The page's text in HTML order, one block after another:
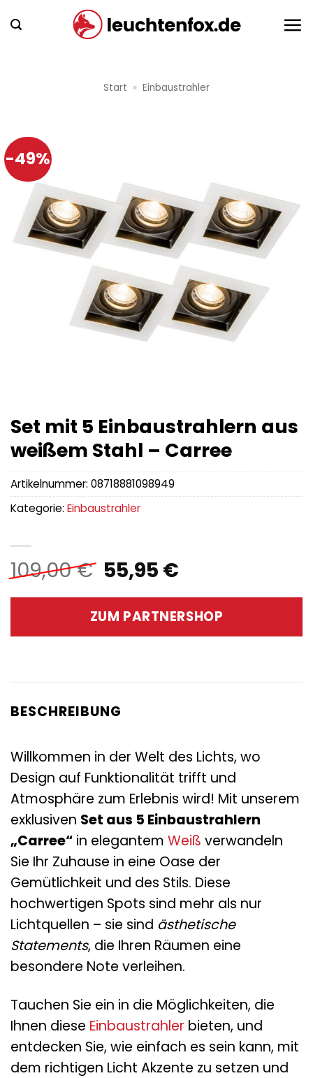
Inhalt
Start » Einbaustrahler
-49%
Set mit 5 Einbaustrahlern aus
weißem Stahl – Carree
109,00€ Ursprünglicher
Preis
war:
109,00 €
55,95 €Aktueller
ist:
55,95 €.
ZUM PARTNERSHOP
Artikelnummer: 08718881098949
Kategorie: Einbaustrahler
BESCHREIBUNG
Willkommen in der Welt des Lichts, wo
Design auf Funktionalität trifft und
Atmosphäre zum Erlebnis wird! Mit unserem
exklusiven Set aus 5 Einbaustrahlern
„Carree“ in elegantem Weiß verwandeln
Sie Ihr Zuhause in eine Oase der
Gemütlichkeit und des Stils. Diese
hochwertigen Spots sind mehr als nur
Lichtquellen – sie sind ästhetische
Statements, die Ihren Räumen eine
besondere Note verleihen.
Tauchen Sie ein in die Möglichkeiten, die
Ihnen diese Einbaustrahler bieten, und
entdecken Sie, wie einfach es sein kann, mit
dem richtigen Licht Akzente zu setzen und